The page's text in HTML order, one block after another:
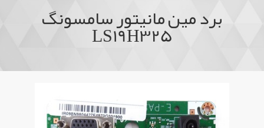
برد مین مانیتور سامسونگ
LS19H325